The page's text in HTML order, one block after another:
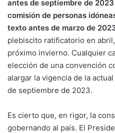
antes de septiembre de
comisión de personas
texto antes de marzo de
plebiscito ratificatorio en
próximo invierno. Cualquier
elección de una convención
alargar la vigencia de la
de septiembre de 2023.
Es cierto que, en rigor, la
gobernando al país. El